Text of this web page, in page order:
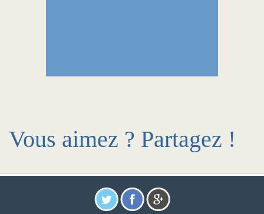
Vous aimez ? Partagez !